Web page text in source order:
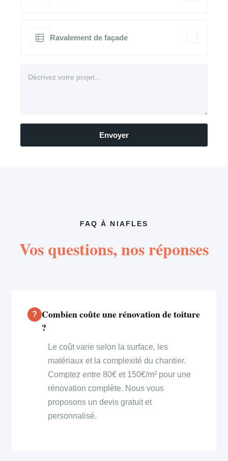
Ravalement de façade
Envoyer
FAQ À NIAFLES
Vos questions, nos réponses
Combien coûte une rénovation de toiture
?
Le coût varie selon la surface, les
matériaux et la complexité du chantier.
Comptez entre 80€ et 150€/m² pour une
rénovation complète. Nous vous
proposons un devis gratuit et
personnalisé.